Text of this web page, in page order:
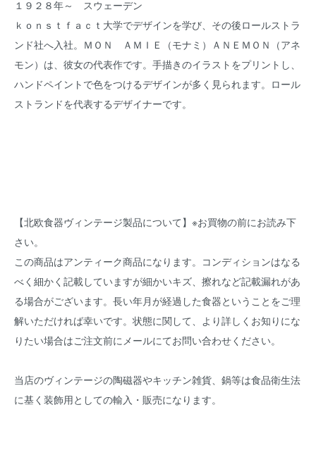
１９２８年～ スウェーデン
ｋｏｎｓｔｆａｃｔ大学でデザインを学び、その後ロールストラ
ンド社へ入社。ＭＯＮ ＡＭＩＥ（モナミ）ＡＮＥＭＯＮ（アネ
モン）は、彼女の代表作です。手描きのイラストをプリントし、
ハンドペイントで色をつけるデザインが多く見られます。ロール
ストランドを代表するデザイナーです。
【北欧食器ヴィンテージ製品について】※お買物の前にお読み下
さい。
この商品はアンティーク商品になります。コンディションはなる
べく細かく記載していますが細かいキズ、擦れなど記載漏れがあ
る場合がございます。長い年月が経過した食器ということをご理
解いただければ幸いです。状態に関して、より詳しくお知りにな
りたい場合はご注文前にメールにてお問い合わせください。
当店のヴィンテージの陶磁器やキッチン雑貨、鍋等は食品衛生法
に基く装飾用としての輸入・販売になります。